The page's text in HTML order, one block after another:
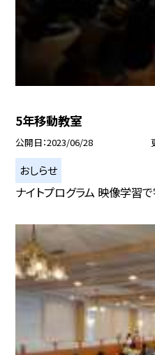
5年移動教室
公開日 2023/06/28
おしらせ
ナイトプログラム 映像学習